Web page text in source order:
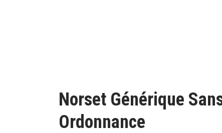
Norset Générique
Ordonnance